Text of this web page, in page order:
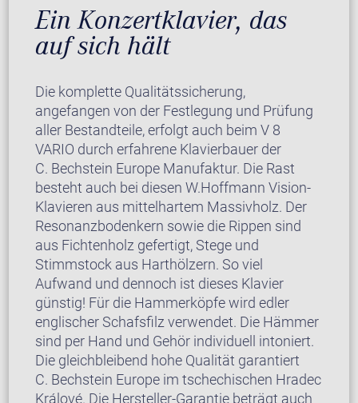
Ein Konzertklavier, das
auf sich hält
Die komplette Qualitätssicherung,
angefangen von der Festlegung und Prüfung
aller Bestandteile, erfolgt auch beim V 8
VARIO durch erfahrene Klavierbauer der
C. Bechstein Europe Manufaktur. Die Rast
besteht auch bei diesen W.Hoffmann Vision-
Klavieren aus mittelhartem Massivholz. Der
Resonanzbodenkern sowie die Rippen sind
aus Fichtenholz gefertigt, Stege und
Stimmstock aus Harthölzern. So viel
Aufwand und dennoch ist dieses Klavier
günstig! Für die Hammerköpfe wird edler
englischer Schafsfilz verwendet. Die Hämmer
sind per Hand und Gehör individuell intoniert.
Die gleichbleibend hohe Qualität garantiert
C. Bechstein Europe im tschechischen Hradec
Králové. Die Hersteller-Garantie beträgt auch